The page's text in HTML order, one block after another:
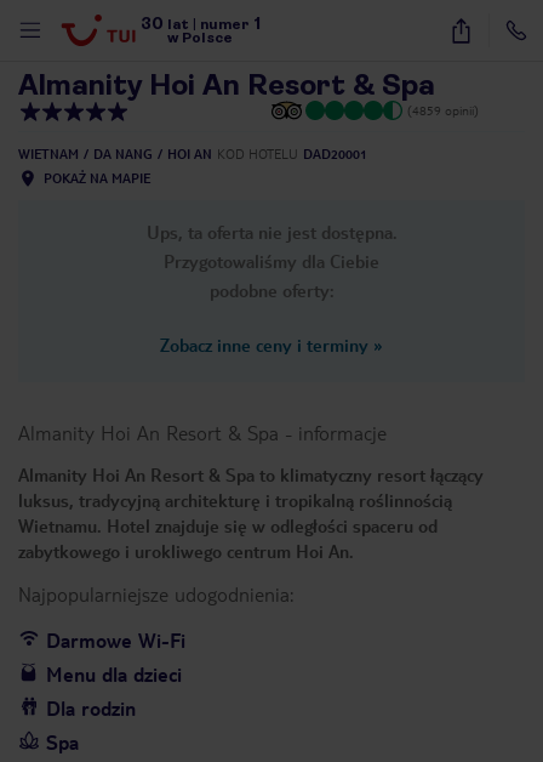
30 lat numer 1
w Polsce
29
Almanity Hoi An Resort & Spa
(4859 opinii)
WIETNAM DA NANG HOI AN KOD HOTELU DAD20001
POKAŻ NA MAPIE
Ups, ta oferta nie jest dostępna.
Przygotowaliśmy dla Ciebie
podobne oferty:
Zobacz inne ceny i terminy »
Almanity Hoi An Resort & Spa - informacje
Almanity Hoi An Resort & Spa to klimatyczny resort łączący
luksus, tradycyjną architekturę i tropikalną roślinnością
Wietnamu. Hotel znajduje się w odległości spaceru od
zabytkowego i urokliwego centrum Hoi An.
Najpopularniejsze udogodnienia:
Darmowe Wi-Fi
Menu dla dzieci
Dla rodzin
Spa